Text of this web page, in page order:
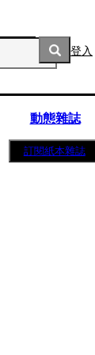
登入
動態雜誌
訂閱紙本雜誌